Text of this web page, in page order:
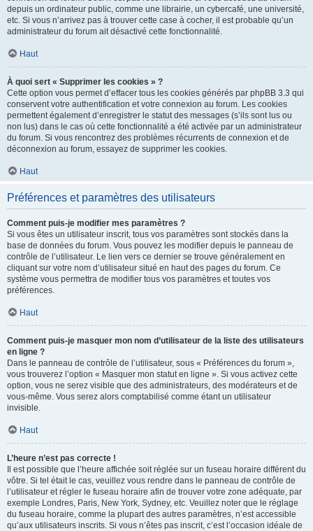
depuis un ordinateur public, comme une librairie, un cybercafé, une université,
etc. Si vous n’arrivez pas à trouver cette case à cocher, il est probable qu’un
administrateur du forum ait désactivé cette fonctionnalité.
Haut
À quoi sert « Supprimer les cookies » ?
Cette option vous permet d’effacer tous les cookies générés par phpBB 3.3 qui
conservent votre authentification et votre connexion au forum. Les cookies
permettent également d’enregistrer le statut des messages (s’ils sont lus ou
non lus) dans le cas où cette fonctionnalité a été activée par un administrateur
du forum. Si vous rencontrez des problèmes récurrents de connexion et de
déconnexion au forum, essayez de supprimer les cookies.
Haut
Préférences et paramètres des utilisateurs
Comment puis-je modifier mes paramètres ?
Si vous êtes un utilisateur inscrit, tous vos paramètres sont stockés dans la
base de données du forum. Vous pouvez les modifier depuis le panneau de
contrôle de l’utilisateur. Le lien vers ce dernier se trouve généralement en
cliquant sur votre nom d’utilisateur situé en haut des pages du forum. Ce
système vous permettra de modifier tous vos paramètres et toutes vos
préférences.
Haut
Comment puis-je masquer mon nom d’utilisateur de la liste des utilisateurs
en ligne ?
Dans le panneau de contrôle de l’utilisateur, sous « Préférences du forum »,
vous trouverez l’option « Masquer mon statut en ligne ». Si vous activez cette
option, vous ne serez visible que des administrateurs, des modérateurs et de
vous-même. Vous serez alors comptabilisé comme étant un utilisateur
invisible.
Haut
L’heure n’est pas correcte !
Il est possible que l’heure affichée soit réglée sur un fuseau horaire différent du
vôtre. Si tel était le cas, veuillez vous rendre dans le panneau de contrôle de
l’utilisateur et régler le fuseau horaire afin de trouver votre zone adéquate, par
exemple Londres, Paris, New York, Sydney, etc. Veuillez noter que le réglage
du fuseau horaire, comme la plupart des autres paramètres, n’est accessible
qu’aux utilisateurs inscrits. Si vous n’êtes pas inscrit, c’est l’occasion idéale de